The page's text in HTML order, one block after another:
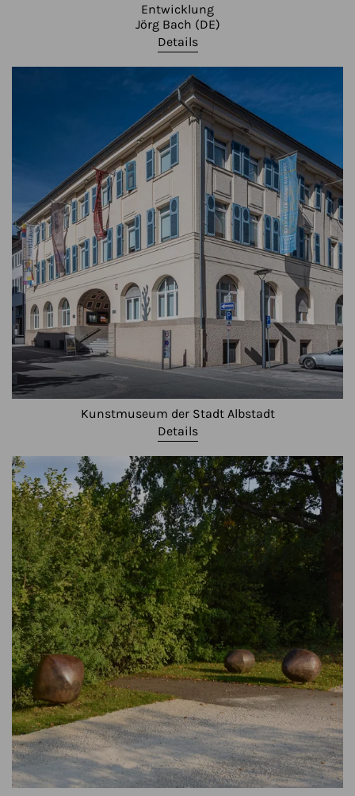
Entwicklung
Jörg Bach (DE)
Details
Kunstmuseum der Stadt Albstadt
Details